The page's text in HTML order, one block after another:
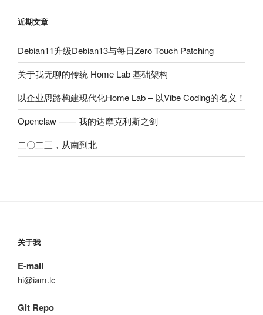
近期文章
Debian11升级Debian13与每日Zero Touch Patching
关于我无聊的传统 Home Lab 基础架构
以企业思路构建现代化Home Lab – 以Vibe Coding的名义！
Openclaw —— 我的达摩克利斯之剑
二〇二三，从南到北
关于我
E-mail
hi@iam.lc
Git Repo